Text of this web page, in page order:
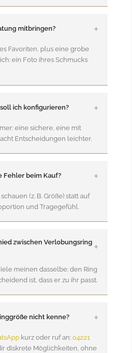
mitbringen?
Favoriten, plus eine grobe
ein Foto ihres Schmucks
ich konfigurieren?
eine sichere, eine mit
Entscheidungen leichter.
Fehler beim Kauf?
(z. B. Größe) statt auf
und Tragegefühl.
zwischen Verlobungsring
meinen dasselbe: den Ring
ist, dass er zu ihr passt.
nicht kenne?
kurz oder ruf an:04221
diskrete Möglichkeiten, ohne